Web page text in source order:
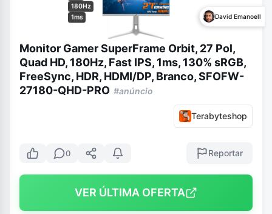
180Hz
1ms
David Emanoell
Monitor Gamer SuperFrame Orbit, 27 Pol,
Quad HD, 180Hz, Fast IPS, 1ms, 130% sRGB,
FreeSync, HDR, HDMI/DP, Branco, SFOFW-
27180-QHD-PRO #anúncio
Terabyteshop
0 Reportar
VER ÚLTIMA OFERTA